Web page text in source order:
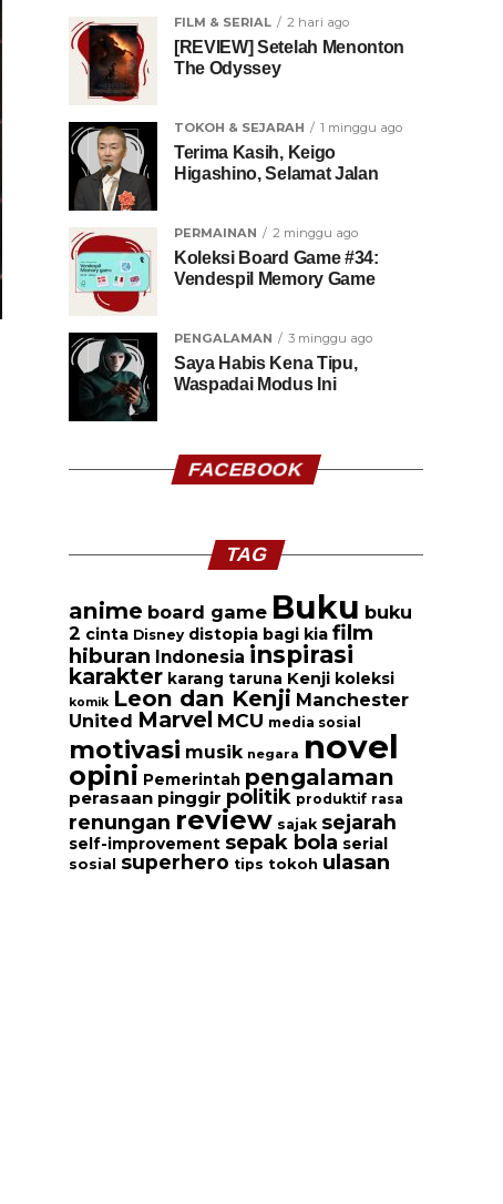
FILM & SERIAL 2 hari ago
[REVIEW] Setelah Menonton
The Odyssey
TOKOH & SEJARAH 1 minggu ago
Terima Kasih, Keigo
Higashino, Selamat Jalan
PERMAINAN 2 minggu ago
Koleksi Board Game #34:
Vendespil Memory Game
PENGALAMAN 3 minggu ago
Saya Habis Kena Tipu,
Waspadai Modus Ini
FACEBOOK
TAG
anime board game Buku buku
2 cinta Disney distopia bagi kia film
hiburan Indonesia inspirasi
karakter karang taruna Kenji koleksi
komik Leon dan Kenji Manchester
United Marvel MCU media sosial
motivasi musik negara novel
opini Pemerintah pengalaman
perasaan pinggir politik produktif rasa
renungan review sajak sejarah
self-improvement sepak bola serial
sosial superhero tips tokoh ulasan